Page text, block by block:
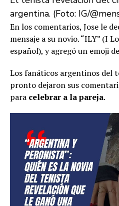
argentina. (Foto: IG/
En los comentarios, Jose le
mensaje a su novio. “ILY” (I
español), y agregó un emoji
Los fanáticos argentinos del
pronto dejaron sus
para celebrar a la pareja.